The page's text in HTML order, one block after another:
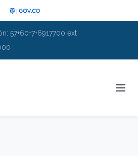
57+60+7+6917700 ext